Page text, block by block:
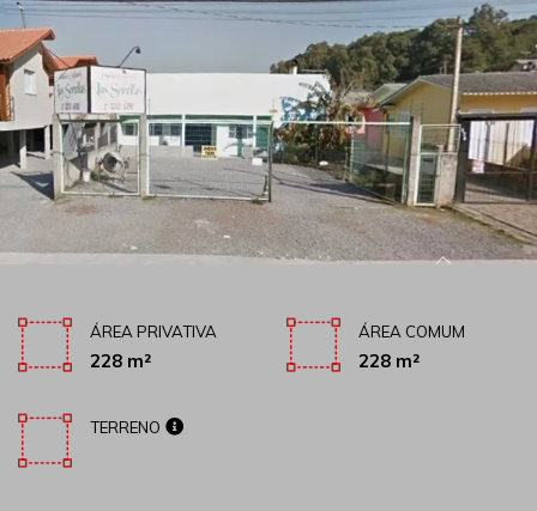
ÁREA PRIVATIVA
228 m²
ÁREA COMUM
228 m²
TERRENO